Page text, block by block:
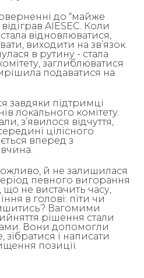
до “майже
AIESEC. Коли
відновлюватися,
виходити на зв’язок.
в рутину - стала
заглиблюватися
подаватися на
завдяки підтримці
локального комітету.
з’явилося відчуття,
цілісного
вперед з
й не залишилася
певного вигорання
не вистачить часу,
в голові: піти чи
Вагомими
рішення стали
Вони допомогли
і написати
позиції.